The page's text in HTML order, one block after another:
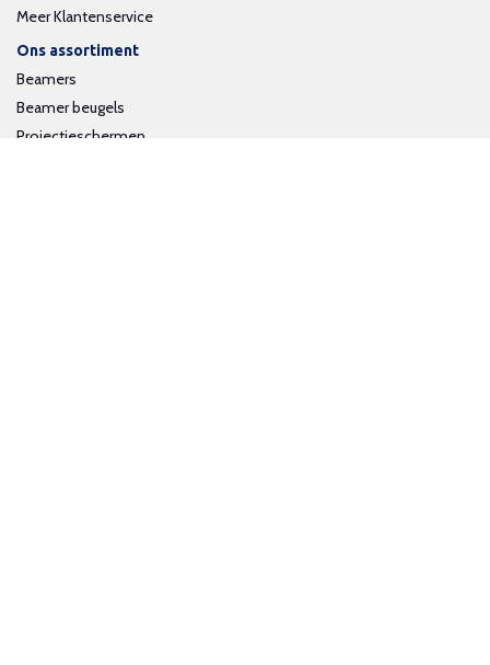
Meer Klantenservice
Ons assortiment
Beamers
Beamer beugels
Projectieschermen